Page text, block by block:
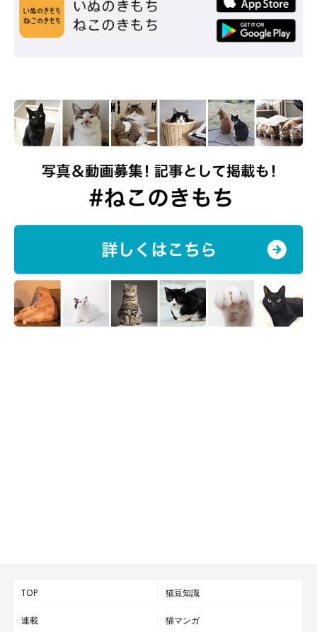
TOP 猫豆知識
連載 猫マンガ